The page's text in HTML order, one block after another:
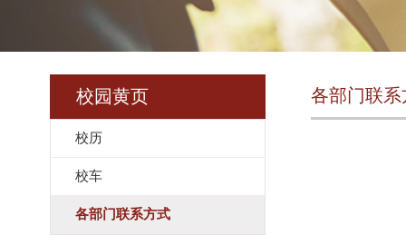
校园黄页
校历
校车
各部门联系方式
各部门联